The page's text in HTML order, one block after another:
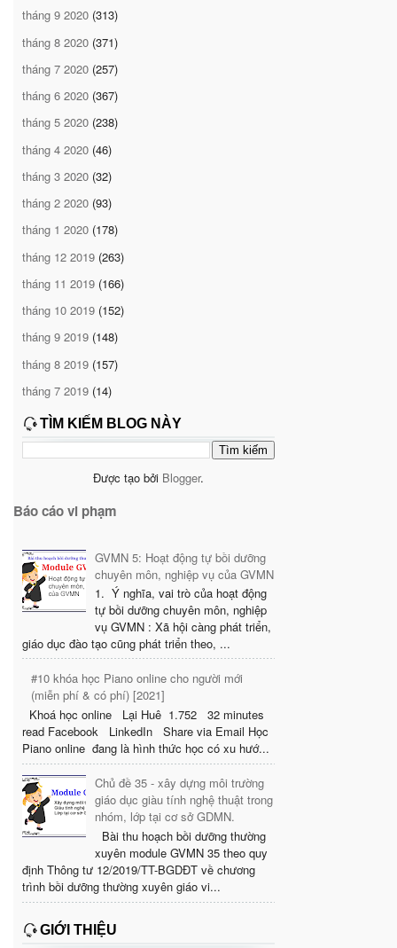
tháng 9 2020 (313)
tháng 8 2020 (371)
tháng 7 2020 (257)
tháng 6 2020 (367)
tháng 5 2020 (238)
tháng 4 2020 (46)
tháng 3 2020 (32)
tháng 2 2020 (93)
tháng 1 2020 (178)
tháng 12 2019 (263)
tháng 11 2019 (166)
tháng 10 2019 (152)
tháng 9 2019 (148)
tháng 8 2019 (157)
tháng 7 2019 (14)
TÌM KIẾM BLOG NÀY
Được tạo bởi Blogger.
Báo cáo vi phạm
GVMN 5: Hoạt động tự bồi dưỡng
chuyên môn, nghiệp vụ của GVMN
1. Ý nghĩa, vai trò của hoạt động
tự bồi dưỡng chuyên môn, nghiệp
vụ GVMN : Xã hội càng phát triển,
giáo dục đào tạo cũng phát triển theo, ...
#10 khóa học Piano online cho người mới
(miễn phí & có phí) [2021]
Khoá học online Lại Huê 1.752 32 minutes
read Facebook LinkedIn Share via Email Học
Piano online đang là hình thức học có xu hướ...
Chủ đề 35 - xây dựng môi trường
giáo dục giàu tính nghệ thuật trong
nhóm, lớp tại cơ sở GDMN.
Bài thu hoạch bồi dưỡng thường
xuyên module GVMN 35 theo quy
định Thông tư 12/2019/TT-BGDĐT về chương
trình bồi dưỡng thường xuyên giáo vi...
GIỚI THIỆU